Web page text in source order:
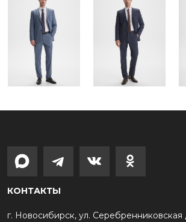
КОНТАКТЫ
г. Новосибирск, ул. Серебренниковская